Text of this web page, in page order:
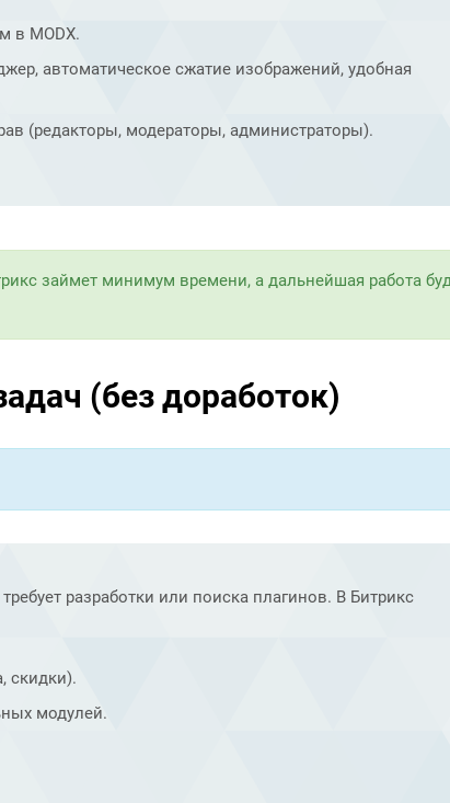
в MODX.
автоматическое сжатие изображений, удобная
(редакторы, модераторы, администраторы).
займет минимум времени, а дальнейшая работа
(без доработок)
разработки или поиска плагинов. В Битрикс
скидки).
модулей.